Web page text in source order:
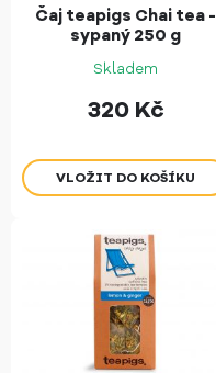
Čaj teapigs Chai tea -
sypaný 250 g
Skladem
320 Kč